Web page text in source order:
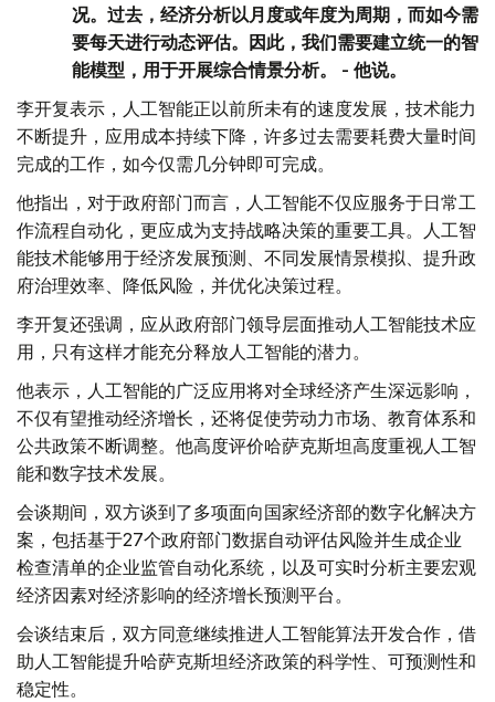
况。过去，经济分析以月度或年度为周期，而如今需
要每天进行动态评估。因此，我们需要建立统一的智
能模型，用于开展综合情景分析。 - 他说。
李开复表示，人工智能正以前所未有的速度发展，技术能力
不断提升，应用成本持续下降，许多过去需要耗费大量时间
完成的工作，如今仅需几分钟即可完成。
他指出，对于政府部门而言，人工智能不仅应服务于日常工
作流程自动化，更应成为支持战略决策的重要工具。人工智
能技术能够用于经济发展预测、不同发展情景模拟、提升政
府治理效率、降低风险，并优化决策过程。
李开复还强调，应从政府部门领导层面推动人工智能技术应
用，只有这样才能充分释放人工智能的潜力。
他表示，人工智能的广泛应用将对全球经济产生深远影响，
不仅有望推动经济增长，还将促使劳动力市场、教育体系和
公共政策不断调整。他高度评价哈萨克斯坦高度重视人工智
能和数字技术发展。
会谈期间，双方谈到了多项面向国家经济部的数字化解决方
案，包括基于27个政府部门数据自动评估风险并生成企业
检查清单的企业监管自动化系统，以及可实时分析主要宏观
经济因素对经济影响的经济增长预测平台。
会谈结束后，双方同意继续推进人工智能算法开发合作，借
助人工智能提升哈萨克斯坦经济政策的科学性、可预测性和
稳定性。